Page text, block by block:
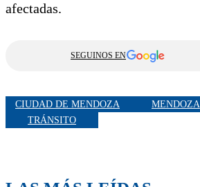
afectadas.
SEGUINOS EN
CIUDAD DE MENDOZA
MENDOZA
TRÁNSITO